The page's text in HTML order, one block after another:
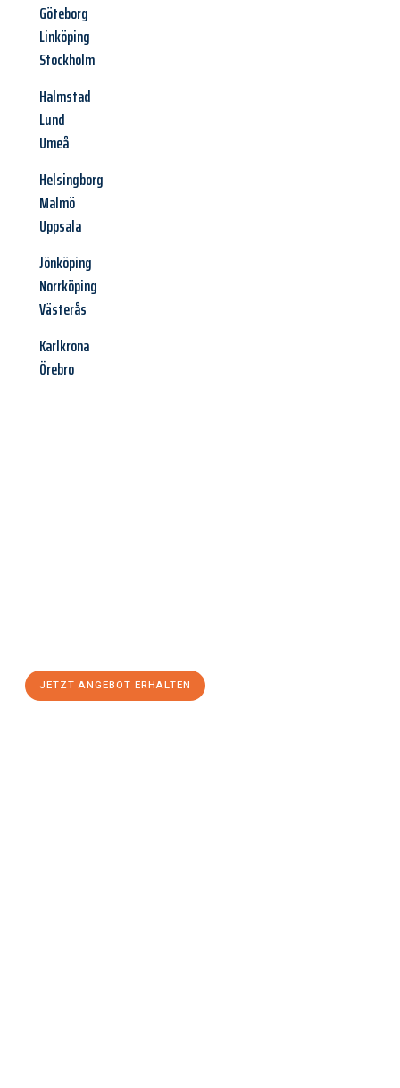
Göteborg
Linköping
Stockholm
Halmstad
Lund
Umeå
Helsingborg
Malmö
Uppsala
Jönköping
Norrköping
Västerås
Karlkrona
Örebro
JETZT ANGEBOT ERHALTEN